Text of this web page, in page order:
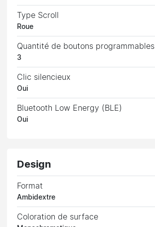
Type Scroll
Roue
Quantité de boutons programmables
3
Clic silencieux
Oui
Bluetooth Low Energy (BLE)
Oui
Design
Format
Ambidextre
Coloration de surface